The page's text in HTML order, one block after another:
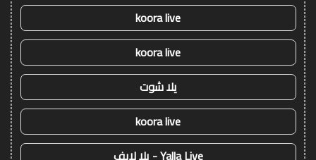
koora live
koora live
يلا شوت
koora live